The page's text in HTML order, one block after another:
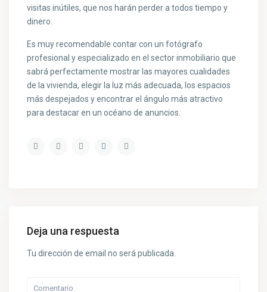
visitas inútiles, que nos harán perder a todos tiempo y
dinero.
Es muy recomendable contar con un fotógrafo
profesional y especializado en el sector inmobiliario que
sabrá perfectamente mostrar las mayores cualidades
de la vivienda, elegir la luz más adecuada, los espacios
más despejados y encontrar el ángulo más atractivo
para destacar en un océano de anuncios.
Deja una respuesta
Tu dirección de email no será publicada.